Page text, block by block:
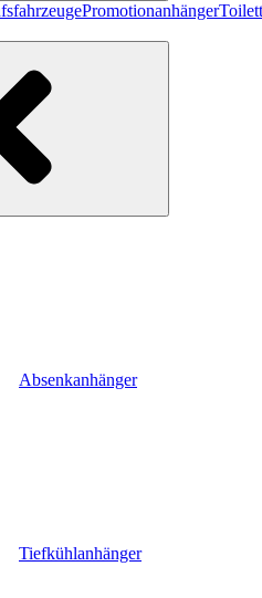
Promotionanhänger
Absenkanhänger
Tiefkühlanhänger